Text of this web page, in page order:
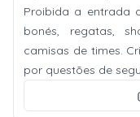
Proibida a entrada
bonés, regatas,
camisas de times.
por questões de